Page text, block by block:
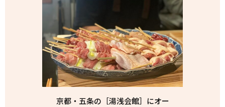
京都・五条の［湯浅会館］にオー